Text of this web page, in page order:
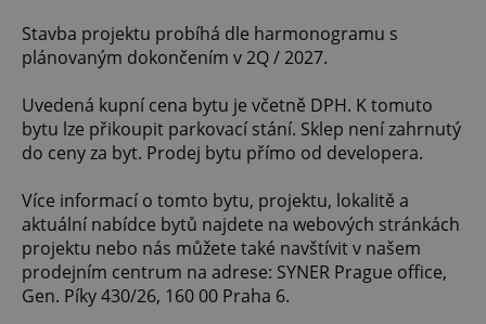
Stavba projektu probíhá dle harmonogramu s
plánovaným dokončením v 2Q / 2027.
Uvedená kupní cena bytu je včetně DPH. K tomuto
bytu lze přikoupit parkovací stání. Sklep není zahrnutý
do ceny za byt. Prodej bytu přímo od developera.
Více informací o tomto bytu, projektu, lokalitě a
aktuální nabídce bytů najdete na webových stránkách
projektu nebo nás můžete také navštívit v našem
prodejním centrum na adrese: SYNER Prague office,
Gen. Píky 430/26, 160 00 Praha 6.